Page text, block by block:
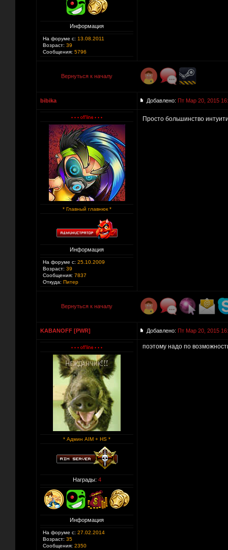
Информация
На форуме с: 13.08.2011
Возраст: 39
Сообщения: 5796
Вернуться к началу
bibika Добавлено: Пт Мар 20, 2015
* Главный главнюк *
Информация
На форуме с: 25.10.2009
Возраст: 39
Сообщения: 7837
Откуда: Питер
Просто большинство
Вернуться к началу
KABANOFF [PWR] Добавлено: Пт Мар 20, 2015
* Админ AIM + HS *
Награды: 4
Информация
На форуме с: 27.02.2014
Возраст: 35
Сообщения: 2350
поэтому надо по